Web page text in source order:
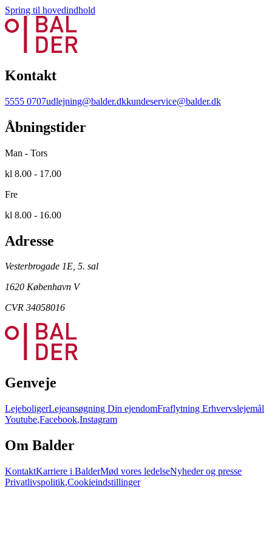
Spring til hovedindhold
Kontakt
5555 0707udlejning@balder.dkkundeservice@balder.dk
Åbningstider
Man - Tors
kl 8.00 - 17.00
Fre
kl 8.00 - 16.00
Adresse
Vesterbrogade 1E, 5. sal
1620 København V
CVR 34058016
Genveje
LejeboligerLejeansøgning Din ejendomFraflytning Erhvervslejemål
Youtube,Facebook,Instagram
Om Balder
KontaktKarriere i BalderMød vores ledelseNyheder og presse
Privatlivspolitik,Cookieindstillinger